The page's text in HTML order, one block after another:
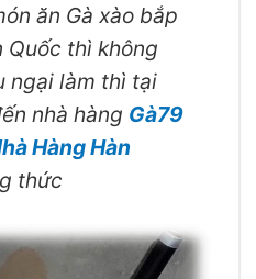
ăn Gà xào bắp
Quốc thì không
ngại làm thì tại
nhà hàng Gà79
Hàng Hàn
thức